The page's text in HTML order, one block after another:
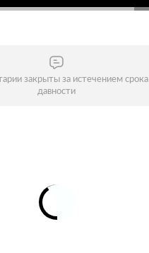
закрыты за истечением срока
давности